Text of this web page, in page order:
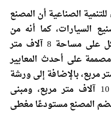
الصناعية أن المصنع
السيارات، كما أنه من
المُقرر أن يضم ورشة للهياكل على مساحة 8 آلاف متر
على أحدث المعايير
مساحة 12 ألف متر مربع، بالإضافة إلى ورشة
للتجميع العام على مساحة 10 آلاف متر مربع، ومبنى
المصنع مستودعًا مغطى